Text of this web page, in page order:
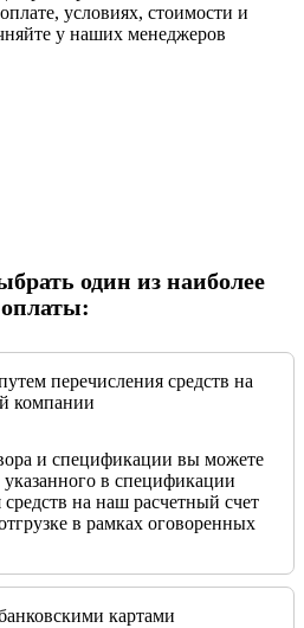
условиях, стоимости и
у наших менеджеров
один из наиболее
перечисления средств на
компании
и спецификации вы можете
указанного в спецификации
на наш расчетный счет
в рамках оговоренных
картами